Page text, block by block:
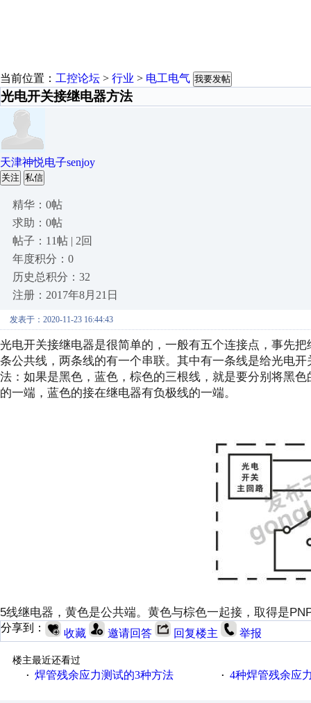
当前位置： 工控论坛 > 行业 > 电工电气 我要发帖
光电开关接继电器方法
天津神悦电子senjoy
关注 私信
精华：0帖
求助：0帖
帖子：11帖 | 2回
年度积分：0
历史总积分：32
注册：2017年8月21日
发表于：2020-11-23 16:44:43
光电开关接继电器是很简单的，一般有五个连接点，事先
条公共线，两条线的有一个串联。其中有一条线是给光电
法：如果是黑色，蓝色，棕色的三根线，就是要分别将黑
的一端，蓝色的接在继电器有负极线的一端。
5线继电器，黄色是公共端。黄色与棕色一起接，取得是
分享到： 收藏 邀请回答 回复楼主 举报
楼主最近还看过
· 焊管残余应力测试的3种方法 · 4种焊管残余应